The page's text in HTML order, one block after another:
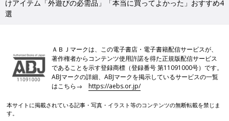
けアイテム「外遊びの必需品」「本当に買ってよかった」おすすめ4
選
ＡＢＪマークは、この電子書店・電子書籍配信サービスが、
著作権者からコンテンツ使用許諾を得た正規版配信サービス
であることを示す登録商標（登録番号 第11091000号）です。
ABJマークの詳細、ABJマークを掲示しているサービスの一覧
はこちら→https://aebs.or.jp/
本サイトに掲載されている記事・写真・イラスト等のコンテンツの無断転載を禁じま
す。